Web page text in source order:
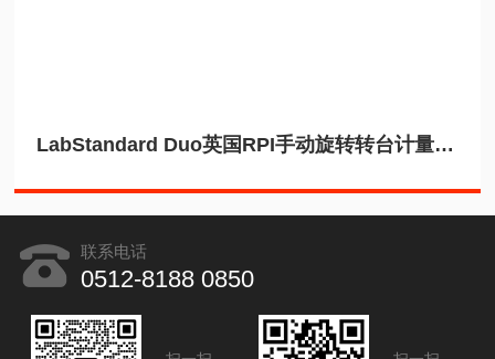
LabStandard Duo英国RPI手动旋转转台计量实验室圆度检测仪
联系电话
0512-8188 0850